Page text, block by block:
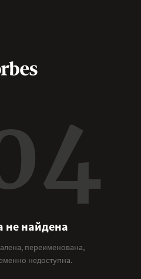
не найдена
переименована,
недоступна.